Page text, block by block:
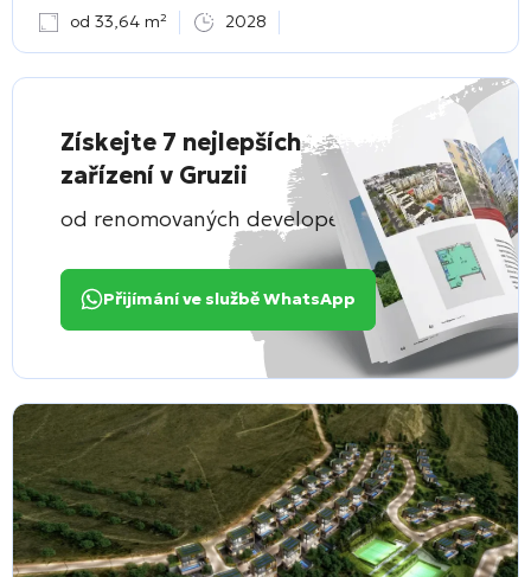
od 33,64 m² 2028
Získejte 7 nejlepších
zařízení v Gruzii
od renomovaných developerů
Přijímání ve službě WhatsApp